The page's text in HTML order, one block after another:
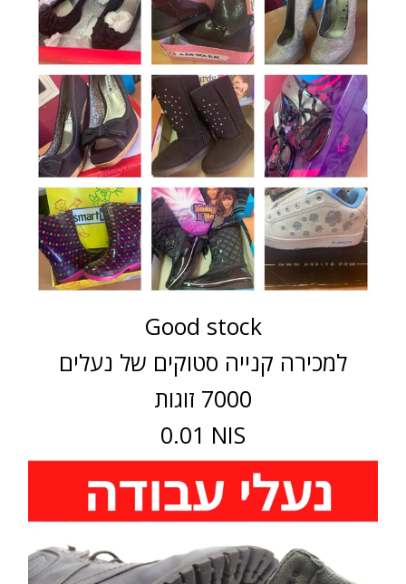
Good stock
למכירה קנייה סטוקים של נעלים
7000 זוגות
0.01 NIS